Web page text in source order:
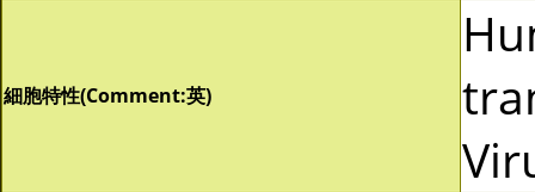
細胞特性(Comment:英)